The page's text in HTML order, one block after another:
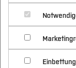
Vor dem
Bewerben
Im
Nach dem
Profil
Beratung
Beratung A-Z
Stundenpläne
G
L